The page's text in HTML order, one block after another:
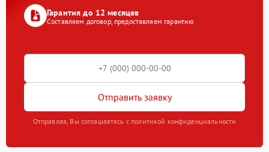
Гарантия до 12 месяцев
Составляем договор, предоставляем гарантию
Отправить заявку
Отправляя, Вы соглашаетесь с политикой конфиденциальности